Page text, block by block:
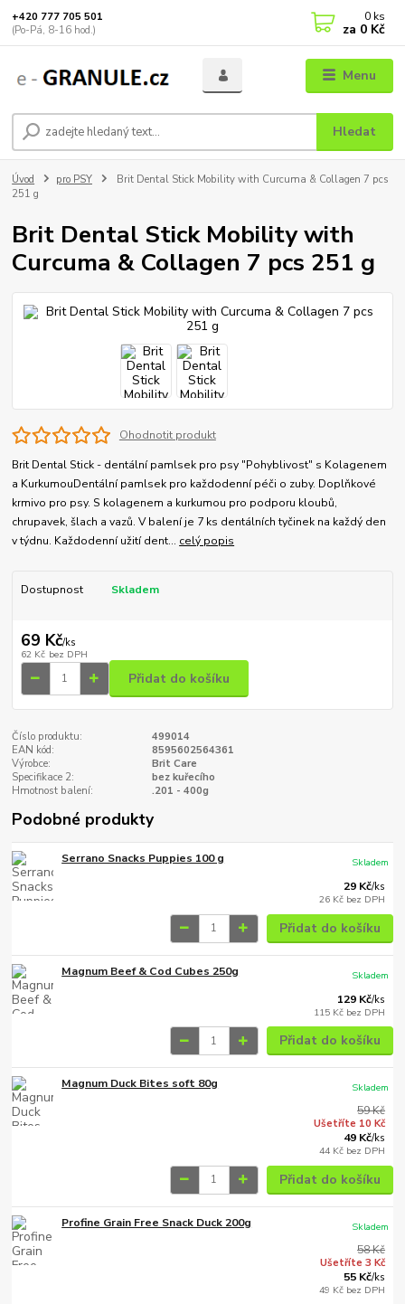
Menu
Hledat
+420 777 705 501
(Po-Pá, 8-16 hod.)
0 ks
za 0 Kč
Úvod pro PSY
Brit Dental Stick Mobility with Curcuma & Collagen 7 pcs
251 g
Brit Dental Stick Mobility with
Curcuma & Collagen 7 pcs 251 g
Ohodnotit produkt
Brit Dental Stick - dentální pamlsek pro psy "Pohyblivost" s Kolagenem
a KurkumouDentální pamlsek pro každodenní péči o zuby. Doplňkové
krmivo pro psy. S kolagenem a kurkumou pro podporu kloubů,
chrupavek, šlach a vazů. V balení je 7 ks dentálních tyčinek na každý den
v týdnu. Každodenní užití dent... celý popis
Dostupnost Skladem
69 Kč/ks
62 Kč bez DPH
Přidat do košíku
Číslo produktu:
499014
EAN kód:
8595602564361
Výrobce:
Brit Care
Specifikace 2:
bez kuřecího
Hmotnost balení:
.201 - 400g
Podobné produkty
Serrano Snacks Puppies 100 g
29 Kč/ks
26 Kč bez DPH
Skladem
Přidat do košíku
Magnum Beef & Cod Cubes 250g
129 Kč/ks
115 Kč bez DPH
Skladem
Přidat do košíku
Magnum Duck Bites soft 80g
59 Kč
Ušetříte 10 Kč
49 Kč/ks
44 Kč bez DPH
Skladem
Přidat do košíku
Profine Grain Free Snack Duck 200g
58 Kč
Ušetříte 3 Kč
55 Kč/ks
49 Kč bez DPH
Skladem